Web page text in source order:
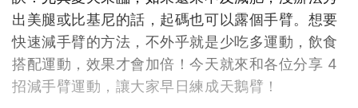
出美腿或比基尼的話，起碼也可以露個手臂。想要
快速減手臂的方法，不外乎就是少吃多運動，飲食
搭配運動，效果才會加倍！今天就來和各位分享 4
招減手臂運動，讓大家早日練成天鵝臂！